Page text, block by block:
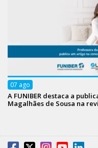
07 ago
A FUNIBER destaca a
Magalhães de Sousa na